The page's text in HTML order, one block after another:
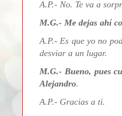
A.P.- No. Te va a
M.G.- Me dejas ahí
A.P.- Es que yo no
desviar a un lugar.
M.G.- Bueno, pues
Alejandro.
A.P.- Gracias a ti.